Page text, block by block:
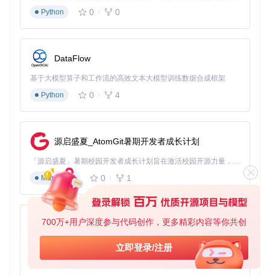
700万+用户深度参与代码创作，更多精彩内容等你共创
立即登录/注册
一个展示和提升自己技术能力的平台。
结语
“如何用C++实现一个简易数据库”项目不仅是一个技术挑战，
更是一个深入理解数据库的绝佳机会。无论你是想提升自己的
技术能力，还是想探索数据库的奥秘，这个项目都值得你一
试。赶快加入我们，一起打造属于你自己的简易数据库吧！
知乎专栏 :知乎专栏
Python
0 0
DataFlow
基于大模型算子和工作流的高效文本大模型训练数据合成框架
Python
0 4
源启盛夏_AtomGit暑期开发者成长计划
「源启盛夏」暑期校园开发者成长计划旨在激活校园开源力量，通过积分激励、认证扶持、资源倾斜等形式，引导高校组织和开发者完成「入驻 — 建项目 — 做贡献 — 获认证 — 得资源」的完整闭环。无论你是想带领社团入驻平台的组织者，还是希望用代码贡献证明自己的开发者，都能在这里找到属于你的成长路径。
Markdown
0 1
py-xiaozhi
基于Python的Xiaozhi AI，适用于想要完整Xiaozhi体验而无需拥有专用硬件的用户。
Python
0 1